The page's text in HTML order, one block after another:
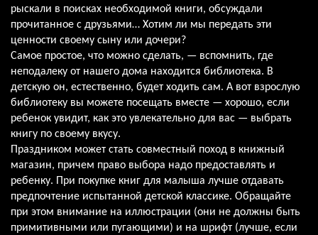
рыскали в поисках необходимой книги, обсуждали
прочитанное с друзьями… Хотим ли мы передать эти
ценности своему сыну или дочери?
Самое простое, что можно сделать, — вспомнить, где
неподалеку от нашего дома находится библиотека. В
детскую он, естественно, будет ходить сам. А вот взрослую
библиотеку вы можете посещать вместе — хорошо, если
ребенок увидит, как это увлекательно для вас — выбрать
книгу по своему вкусу.
Праздником может стать совместный поход в книжный
магазин, причем право выбора надо предоставлять и
ребенку. При покупке книг для малыша лучше отдавать
предпочтение испытанной детской классике. Обращайте
при этом внимание на иллюстрации (они не должны быть
примитивными или пугающими) и на шрифт (лучше, если